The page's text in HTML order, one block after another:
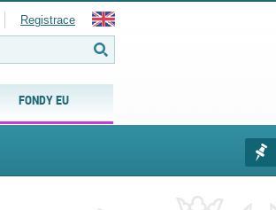
FONDY EU
Registrace